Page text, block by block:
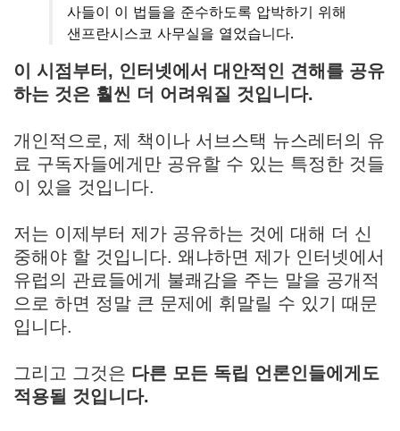
사들이 이 법들을 준수하도록 압박하기 위해
샌프란시스코 사무실을 열었습니다.
이 시점부터, 인터넷에서 대안적인 견해를 공유
하는 것은 훨씬 더 어려워질 것입니다.
개인적으로, 제 책이나 서브스택 뉴스레터의 유
료 구독자들에게만 공유할 수 있는 특정한 것들
이 있을 것입니다.
저는 이제부터 제가 공유하는 것에 대해 더 신
중해야 할 것입니다. 왜냐하면 제가 인터넷에서
유럽의 관료들에게 불쾌감을 주는 말을 공개적
으로 하면 정말 큰 문제에 휘말릴 수 있기 때문
입니다.
그리고 그것은 다른 모든 독립 언론인들에게도
적용될 것입니다.